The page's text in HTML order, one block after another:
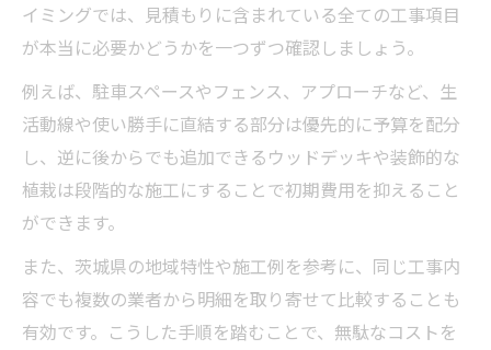
イミングでは、見積もりに含まれている全ての工事項目
が本当に必要かどうかを一つずつ確認しましょう。
例えば、駐車スペースやフェンス、アプローチなど、生
活動線や使い勝手に直結する部分は優先的に予算を配分
し、逆に後からでも追加できるウッドデッキや装飾的な
植栽は段階的な施工にすることで初期費用を抑えること
ができます。
また、茨城県の地域特性や施工例を参考に、同じ工事内
容でも複数の業者から明細を取り寄せて比較することも
有効です。こうした手順を踏むことで、無駄なコストを